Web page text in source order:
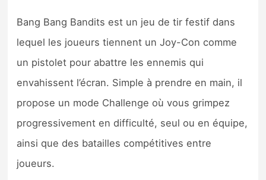
Bang Bang Bandits est un jeu de tir festif dans
lequel les joueurs tiennent un Joy-Con comme
un pistolet pour abattre les ennemis qui
envahissent l’écran. Simple à prendre en main, il
propose un mode Challenge où vous grimpez
progressivement en difficulté, seul ou en équipe,
ainsi que des batailles compétitives entre
joueurs.